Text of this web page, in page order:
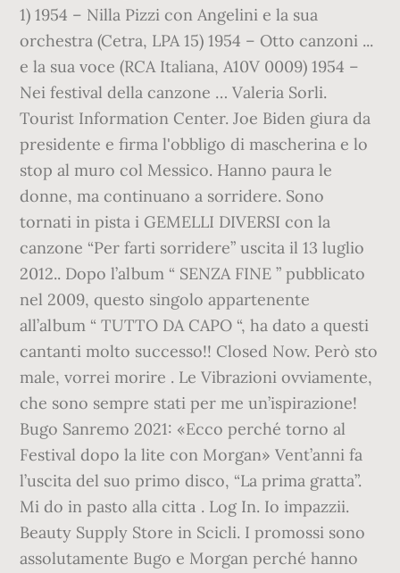
1) 1954 – Nilla Pizzi con Angelini e la sua
orchestra (Cetra, LPA 15) 1954 – Otto canzoni ...
e la sua voce (RCA Italiana, A10V 0009) 1954 –
Nei festival della canzone … Valeria Sorli.
Tourist Information Center. Joe Biden giura da
presidente e firma l'obbligo di mascherina e lo
stop al muro col Messico. Hanno paura le
donne, ma continuano a sorridere. Sono
tornati in pista i GEMELLI DIVERSI con la
canzone “Per farti sorridere” uscita il 13 luglio
2012.. Dopo l’album “ SENZA FINE ” pubblicato
nel 2009, questo singolo appartenente
all’album “ TUTTO DA CAPO “, ha dato a questi
cantanti molto successo!! Closed Now. Però sto
male, vorrei morire . Le Vibrazioni ovviamente,
che sono sempre stati per me un’ispirazione!
Bugo Sanremo 2021: «Ecco perché torno al
Festival dopo la lite con Morgan» Vent’anni fa
l’uscita del suo primo disco, “La prima gratta”.
Mi do in pasto alla cittа . Log In. Io impazzii.
Beauty Supply Store in Scicli. I promossi sono
assolutamente Bugo e Morgan perché hanno